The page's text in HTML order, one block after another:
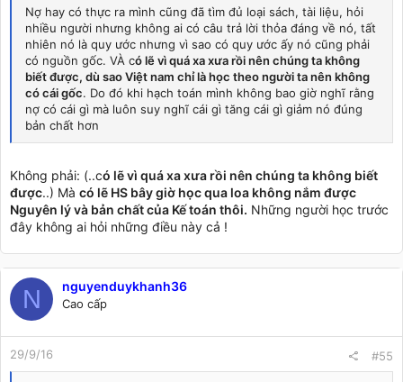
Nợ hay có thực ra mình cũng đã tìm đủ loại sách, tài liệu, hỏi
nhiều người nhưng không ai có câu trả lời thỏa đáng về nó, tất
nhiên nó là quy ước nhưng vì sao có quy ước ấy nó cũng phải
có nguồn gốc. VÀ có lẽ vì quá xa xưa rồi nên chúng ta không
biết được, dù sao Việt nam chỉ là học theo người ta nên không
có cái gốc. Do đó khi hạch toán mình không bao giờ nghĩ rằng
nợ có cái gì mà luôn suy nghĩ cái gì tăng cái gì giảm nó đúng
bản chất hơn
Không phải: (..có lẽ vì quá xa xưa rồi nên chúng ta không biết
được..) Mà có lẽ HS bây giờ học qua loa không nắm được
Nguyên lý và bản chất của Kế toán thôi. Những người học trước
đây không ai hỏi những điều này cả !
N nguyenduykhanh36
Cao cấp
29/9/16 #55